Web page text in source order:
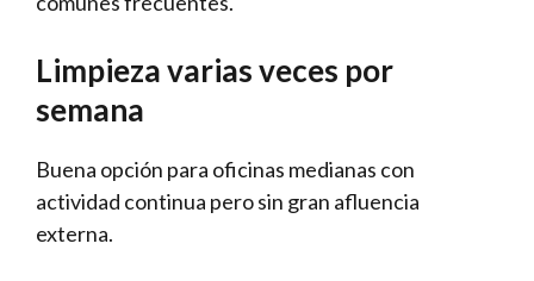
Limpieza varias veces por
semana
Buena opción para oficinas medianas con
actividad continua pero sin gran afluencia
externa.